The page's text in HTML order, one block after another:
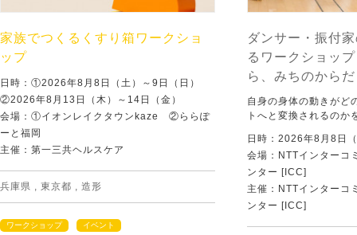
家族でつくるくすり箱ワークショ
ップ
日時：①2026年8月8日（土）～9日（日）
②2026年8月13日（木）～14日（金）
会場：①イオンレイクタウンkaze ②ららぽ
ーと福岡
主催：第一三共ヘルスケア
兵庫県 東京都 造形
ワークショップ イベント
ダンサー・振付
るワークショッ
ら、みちのから
自身の身体の動きがど
トへと変換されるのか
日時：2026年8月8日
会場：NTTインターコ
ンター [ICC]
主催：NTTインターコ
ンター [ICC]